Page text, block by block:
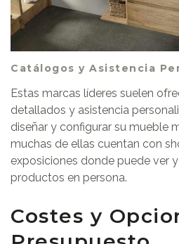
Catálogos y Asistencia
Estas marcas líderes suelen
detallados y asistencia
diseñar y configurar su mueble
muchas de ellas cuentan con
exposiciones donde puede ver
productos en persona.
Costes y